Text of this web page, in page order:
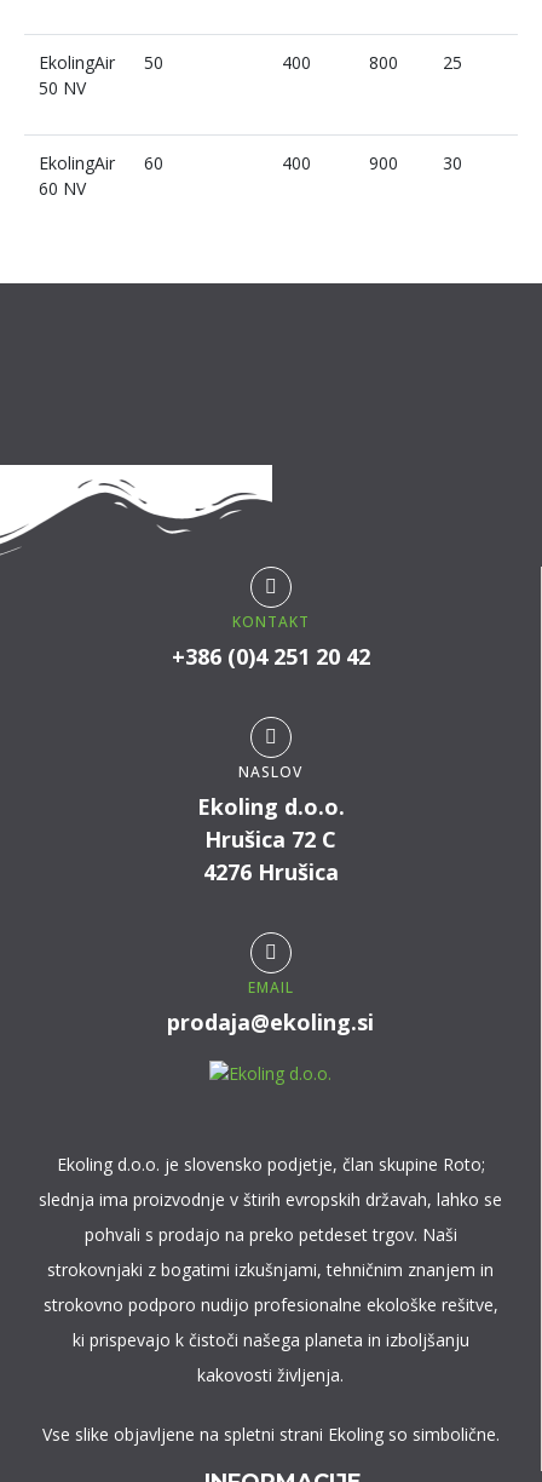
EkolingAir
50 NV
50 400 800 25
EkolingAir
60 NV
60 400 900 30
KONTAKT
+386 (0)4 251 20 42
NASLOV
Ekoling d.o.o.
Hrušica 72 C
4276 Hrušica
EMAIL
prodaja@ekoling.si
Ekoling d.o.o. je slovensko podjetje, član skupine Roto;
slednja ima proizvodnje v štirih evropskih državah, lahko se
pohvali s prodajo na preko petdeset trgov. Naši
strokovnjaki z bogatimi izkušnjami, tehničnim znanjem in
strokovno podporo nudijo profesionalne ekološke rešitve,
ki prispevajo k čistoči našega planeta in izboljšanju
kakovosti življenja.
Vse slike objavljene na spletni strani Ekoling so simbolične.